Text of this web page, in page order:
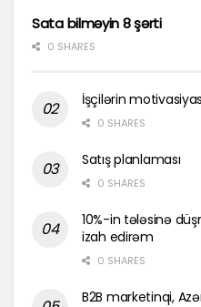
Sata bilməyin 8 şərti
0 SHARES
İşçilərin
0 SHARES
Satış planlaması
0 SHARES
10%-in tələsinə
izah edirəm
0 SHARES
B2B marketinqi,